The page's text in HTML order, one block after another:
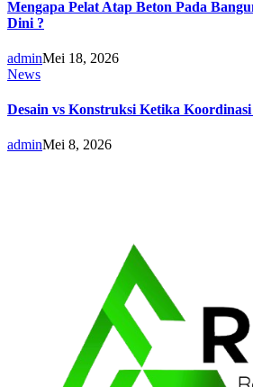
Mengapa Pelat Atap Beton Pada
Dini ?
adminMei 18, 2026
News
Desain vs Konstruksi Ketika
adminMei 8, 2026